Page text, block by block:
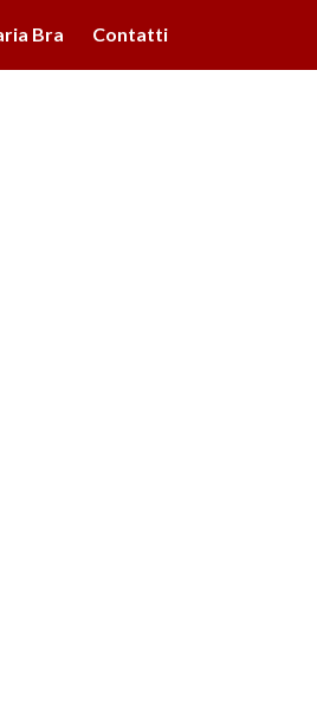
Bra Contatti
informazioni